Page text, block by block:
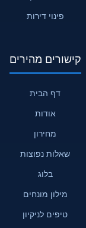
פינוי דירות
קישורים מהירים
דף הבית
אודות
מחירון
שאלות נפוצות
בלוג
מילון מונחים
טיפים לניקיון